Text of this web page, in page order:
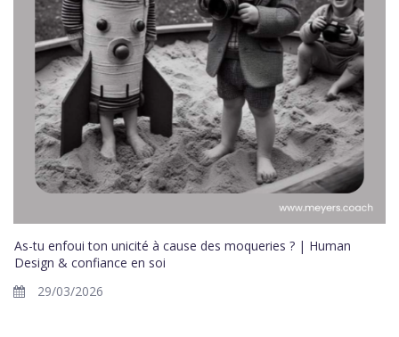
As-tu enfoui ton unicité à cause des moqueries ? | Human
Design & confiance en soi
29/03/2026